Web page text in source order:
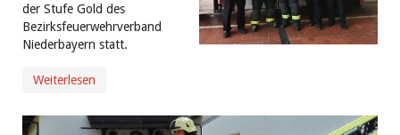
der Stufe Gold des
Bezirksfeuerwehrverband
Niederbayern statt.
Weiterlesen